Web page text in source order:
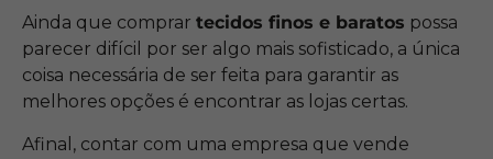
Ainda que comprar tecidos finos e baratos possa
parecer difícil por ser algo mais sofisticado, a única
coisa necessária de ser feita para garantir as
melhores opções é encontrar as lojas certas.
Afinal, contar com uma empresa que vende